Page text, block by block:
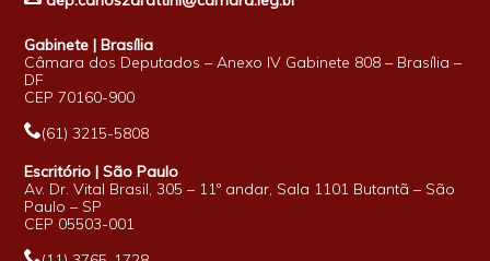
Gabinete | Brasília
Câmara dos Deputados – Anexo IV Gabinete 808 – Brasília –
DF
CEP 70160-900
(61) 3215-5808
Escritório | São Paulo
Av. Dr. Vital Brasil, 305 – 11º andar, Sala 1101 Butantã – São
Paulo – SP
CEP 05503-001